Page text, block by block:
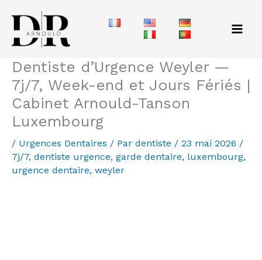
contenu
Dentiste d’Urgence Weyler —
7j/7, Week-end et Jours Fériés |
Cabinet Arnould-Tanson
Luxembourg
/ Urgences Dentaires / Par dentiste / 23 mai 2026 /
7j/7, dentiste urgence, garde dentaire, luxembourg,
urgence dentaire, weyler